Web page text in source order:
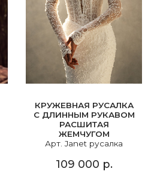
КРУЖЕВНАЯ РУСАЛКА
С ДЛИННЫМ РУКАВОМ
РАСШИТАЯ
ЖЕМЧУГОМ
Арт. Janet русалка
109 000 р.